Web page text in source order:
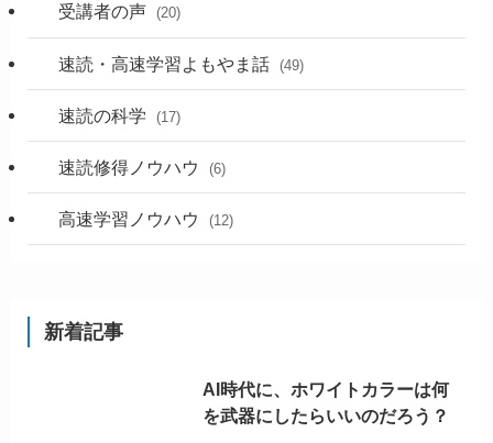
受講者の声 (20)
速読・高速学習よもやま話 (49)
速読の科学 (17)
速読修得ノウハウ (6)
高速学習ノウハウ (12)
新着記事
AI時代に、ホワイトカラーは何
を武器にしたらいいのだろう？